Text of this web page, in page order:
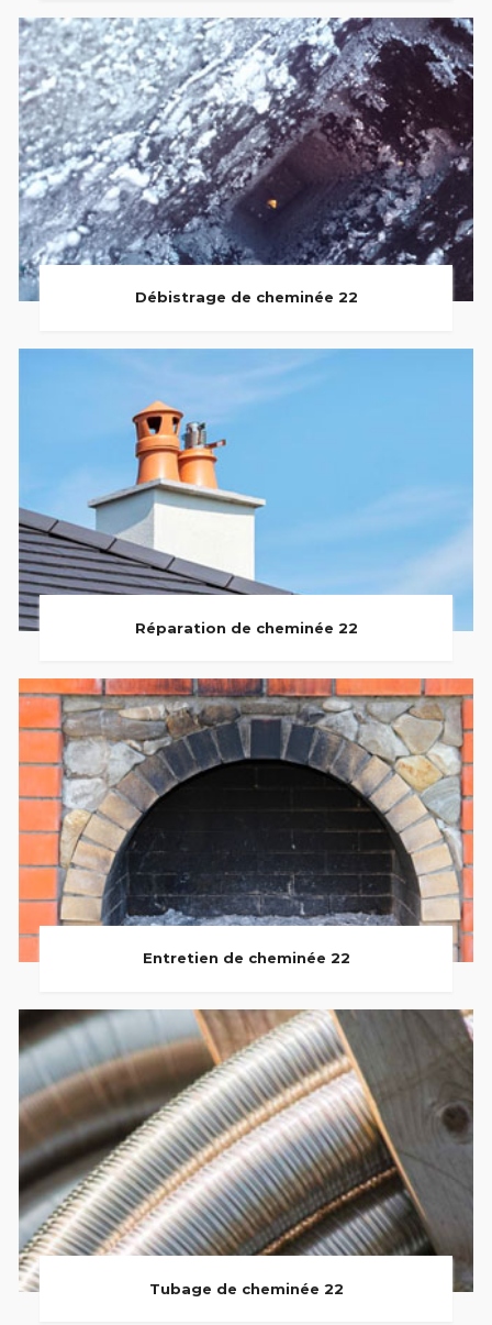
Débistrage de cheminée 22
Réparation de cheminée 22
Entretien de cheminée 22
Tubage de cheminée 22